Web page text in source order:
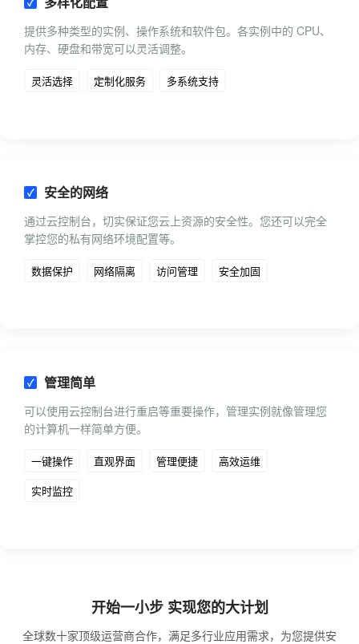
提供多种类型的实例、操作系统和软件包。各实例中的 CPU、
内存、硬盘和带宽可以灵活调整。
灵活选择 定制化服务 多系统支持
安全的网络
通过云控制台，切实保证您云上资源的安全性。您还可以完全
掌控您的私有网络环境配置等。
数据保护 网络隔离 访问管理 安全加固
管理简单
可以使用云控制台进行重启等重要操作，管理实例就像管理您
的计算机一样简单方便。
一键操作 直观界面 管理便捷
高效运维
实时监控
开始一小步 实现您的大计划
全球数十家顶级运营商合作，满足多行业应用需求，为您提供安